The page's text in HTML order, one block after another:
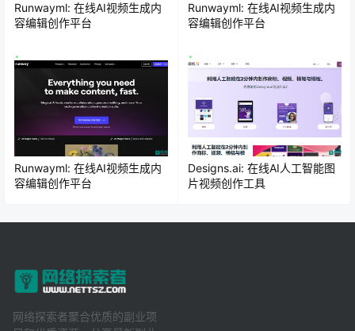
Runwayml: 在线AI视频生成内
容编辑创作平台
Runwayml: 在线AI视频生成内
容编辑创作平台
Runwayml: 在线AI视频生成内
容编辑创作平台
Designs.ai: 在线AI人工智能图
片视频创作工具
网络探索者聚合优质的副业项